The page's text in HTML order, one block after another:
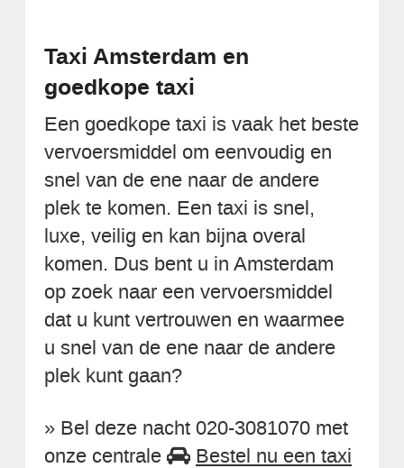
Taxi Amsterdam en
goedkope taxi
Een goedkope taxi is vaak het beste
vervoersmiddel om eenvoudig en
snel van de ene naar de andere
plek te komen. Een taxi is snel,
luxe, veilig en kan bijna overal
komen. Dus bent u in Amsterdam
op zoek naar een vervoersmiddel
dat u kunt vertrouwen en waarmee
u snel van de ene naar de andere
plek kunt gaan?
» Bel deze nacht 020-3081070 met
onze centrale
Bestel nu een taxi